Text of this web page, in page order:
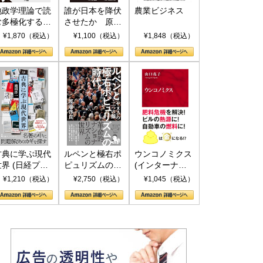
政学理論で読
多極化する世
トランプと
¥1,870（税込）
誰が日本を降伏
させたか 原爆
投下、ソ連参
(PHP新書)
¥1,100（税込）
農業ビジネス
¥1,848（税込）
典に学ぶ現代
界 (日経プレ
アシリーズ)
¥1,210（税込）
ルペンと極右ポ
ピュリズムの時
代：〈ヤヌス〉
¥2,750（税込）
ウンコノミクス
(インターナシ
ョナル新書)
¥1,045（税込）